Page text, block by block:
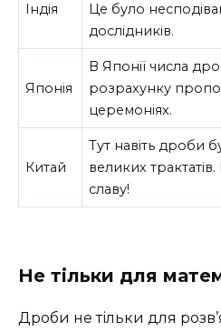
Індія
Це було
дослідників.
Японія
В Японії числа
розрахунку
церемоніях.
Китай
Тут навіть дроби
великих
славу!
Не тільки для
Дроби не тільки для